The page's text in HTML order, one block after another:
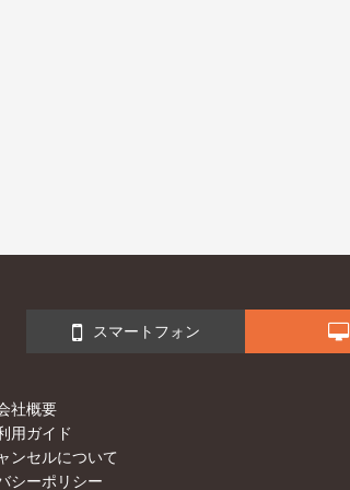
スマートフォン
社概要
用ガイド
ンセルについて
シーポリシー